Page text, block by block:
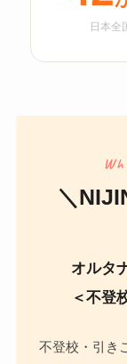
日本全
＼
オルタ
＜不登
不登校・引き